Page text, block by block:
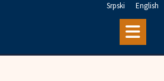
Srpski English